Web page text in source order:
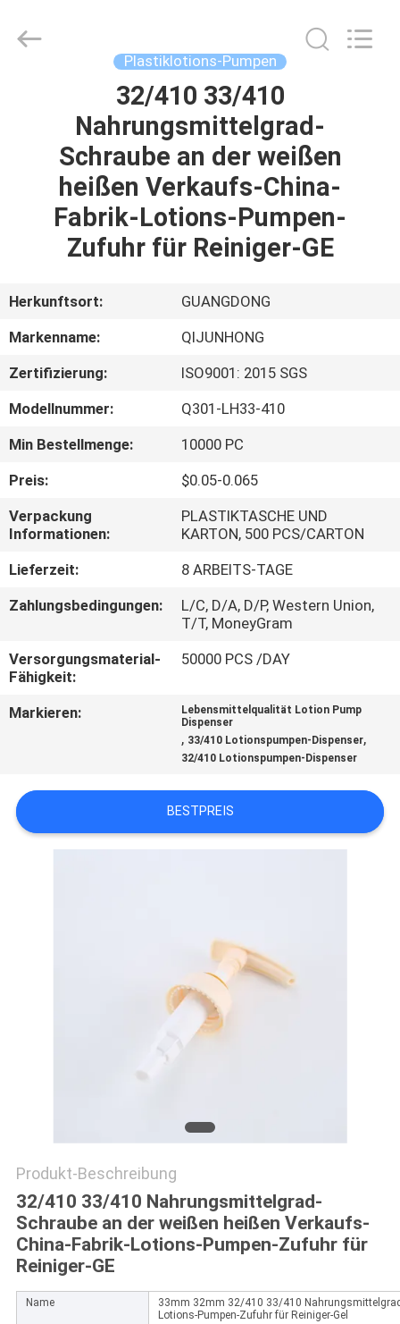
HAUSE
PRODUKTE
ÜBER
WERKSBESICHTIGUNG
QUALITÄTSKONTROLLE
KONTAKT
MIT
NEUIGKEITEN
BITTE UM
SITEMAP
PRODUCTS
MANUFACTORY
Plastiklotions-Pumpen
32/410 33/410
Nahrungsmittelgrad-
Schraube an der weißen
heißen Verkaufs-China-
Fabrik-Lotions-Pumpen-
Zufuhr für Reiniger-GE
Herkunftsort:
GUANGDONG
Markenname:
QIJUNHONG
Zertifizierung:
ISO9001: 2015 SGS
Modellnummer:
Q301-LH33-410
Min Bestellmenge:
10000 PC
Preis:
$0.05-0.065
Verpackung
Informationen:
PLASTIKTASCHE UND
KARTON, 500 PCS/CARTON
Lieferzeit:
8 ARBEITS-TAGE
Zahlungsbedingungen:
L/C, D/A, D/P, Western Union,
T/T, MoneyGram
Versorgungsmaterial-
Fähigkeit:
50000 PCS /DAY
Markieren:
Lebensmittelqualität Lotion Pump
Dispenser
, 33/410 Lotionspumpen-Dispenser,
32/410 Lotionspumpen-Dispenser
BESTPREIS
Produkt-Beschreibung
32/410 33/410 Nahrungsmittelgrad-
Schraube an der weißen heißen Verkaufs-
China-Fabrik-Lotions-Pumpen-Zufuhr für
Reiniger-GE
Name
33mm 32mm 32/410 33/410
Lotions-Pumpen-Zufuhr für Reiniger-Gel